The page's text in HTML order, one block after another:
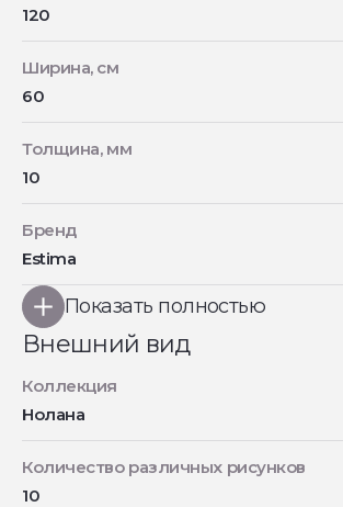
120
Ширина, см
60
Толщина, мм
10
Бренд
Estima
Показать полностью
Внешний вид
Коллекция
Нолана
Количество различных рисунков
10